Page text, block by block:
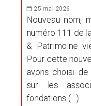
25 mai 2026
Nouveau nom,
numéro 111 de
& Patrimoine
Pour cette
avons choisi de
sur les
fondations (…)